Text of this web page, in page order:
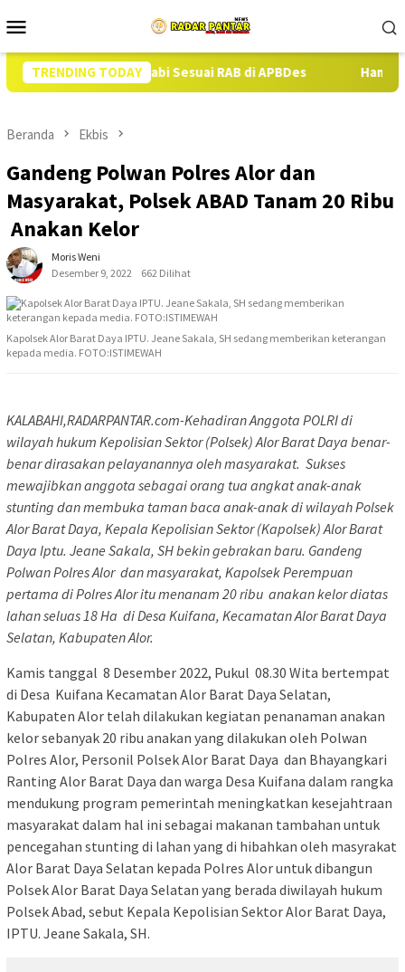
ke
Mobile
TRENDING TODAY
13 Ekor Babi Sesuai RAB di APBDes Hampir Setahun
Beranda Ekbis
Gandeng Polwan Polres Alor dan
Masyarakat, Polsek ABAD Tanam 20 Ribu
Anakan Kelor
Moris Weni
Desember 9, 2022
662 Dilihat
Kapolsek Alor Barat Daya IPTU. Jeane Sakala, SH sedang memberikan keterangan
kepada media. FOTO:ISTIMEWAH
KALABAHI,RADARPANTAR.com-Kehadiran Anggota POLRI di
wilayah hukum Kepolisian Sektor (Polsek) Alor Barat Daya benar-
benar dirasakan pelayanannya oleh masyarakat. Sukses
mewajibkan anggota sebagai orang tua angkat anak-anak
stunting dan membuka taman baca anak-anak di wilayah Polsek
Alor Barat Daya, Kepala Kepolisian Sektor (Kapolsek) Alor Barat
Daya Iptu. Jeane Sakala, SH bekin gebrakan baru. Gandeng
Polwan Polres Alor dan masyarakat, Kapolsek Perempuan
pertama di Polres Alor itu menanam 20 ribu anakan kelor diatas
lahan seluas 18 Ha di Desa Kuifana, Kecamatan Alor Barat Daya
Selatan, Kabupaten Alor.
Kamis tanggal 8 Desember 2022, Pukul 08.30 Wita bertempat
di Desa Kuifana Kecamatan Alor Barat Daya Selatan,
Kabupaten Alor telah dilakukan kegiatan penanaman anakan
kelor sebanyak 20 ribu anakan yang dilakukan oleh Polwan
Polres Alor, Personil Polsek Alor Barat Daya dan Bhayangkari
Ranting Alor Barat Daya dan warga Desa Kuifana dalam rangka
mendukung program pemerintah meningkatkan kesejahtraan
masyarakat dalam hal ini sebagai makanan tambahan untuk
pencegahan stunting di lahan yang di hibahkan oleh masyrakat
Alor Barat Daya Selatan kepada Polres Alor untuk dibangun
Polsek Alor Barat Daya Selatan yang berada diwilayah hukum
Polsek Abad, sebut Kepala Kepolisian Sektor Alor Barat Daya,
IPTU. Jeane Sakala, SH.